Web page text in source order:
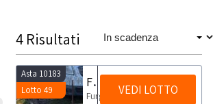
4 Risultati
Asta 10183
Lotto 49
Furgone Citroen
Furgone VEDI LOTTO